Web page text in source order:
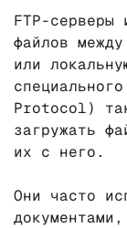
FTP-серверы
файлов
или
Protocol)
загружать
их с него.
Они часто